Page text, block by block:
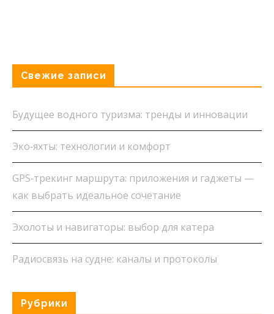
Свежие записи
Будущее водного туризма: тренды и инновации
Эко‑яхты: технологии и комфорт
GPS‑трекинг маршрута: приложения и гаджеты —
как выбрать идеальное сочетание
Эхолоты и навигаторы: выбор для катера
Радиосвязь на судне: каналы и протоколы
Рубрики